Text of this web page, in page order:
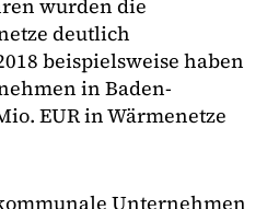
wurden die
deutlich
beispielsweise haben
in Baden-
EUR in Wärmenetze
Unternehmen